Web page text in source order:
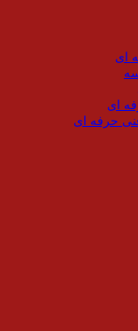
ای
ای
حرفه ای